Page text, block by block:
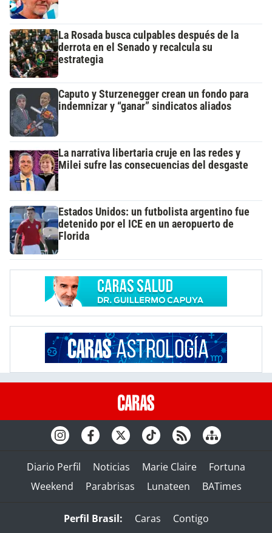
La Rosada busca culpables después de la
derrota en el Senado y recalcula su
estrategia
Caputo y Sturzenegger crean un fondo para
indemnizar y “ganar” sindicatos aliados
La narrativa libertaria cruje en las redes y
Milei sufre las consecuencias del desgaste
Estados Unidos: un futbolista argentino fue
detenido por el ICE en un aeropuerto de
Florida
Diario Perfil Noticias Marie Claire
Fortuna
Weekend
Parabrisas Lunateen BATimes
Perfil Brasil: Caras
Contigo